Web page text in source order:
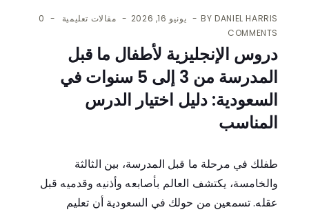
BYDANIEL HARRIS يونيو 16, 2026 مقالات تعليمية
0
COMMENTS
دروس الإنجليزية لأطفال ما قبل
المدرسة من 3 إلى 5 سنوات في
السعودية: دليل اختيار الدرس
المناسب
طفلك في مرحلة ما قبل المدرسة، بين الثالثة
والخامسة، يكتشف العالم بأصابعه وأذنيه وقدميه قبل
عقله. تسمعين من حولك في السعودية أن تعليم